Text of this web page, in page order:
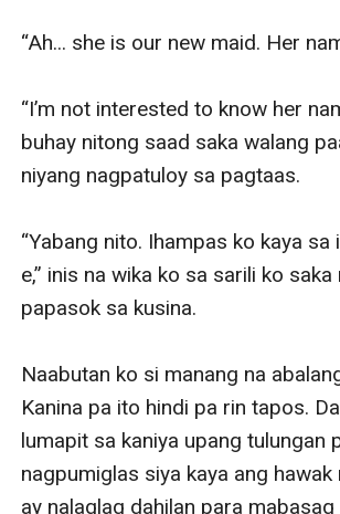
“Ah... she is our new maid. Her
“I’m not interested to know her
buhay nitong saad saka walang
niyang nagpatuloy sa pagtaas.
“Yabang nito. Ihampas ko kaya sa
e,” inis na wika ko sa sarili ko saka
papasok sa kusina.
Naabutan ko si manang na
Kanina pa ito hindi pa rin tapos.
lumapit sa kaniya upang tulungan
nagpumiglas siya kaya ang hawak
ay nalaglag dahilan para